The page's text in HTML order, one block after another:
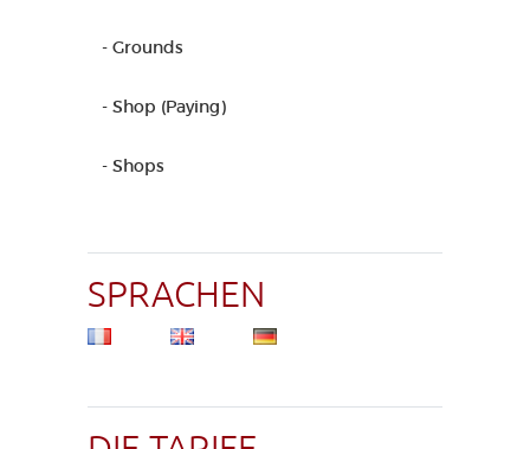
- Grounds
- Shop (Paying)
- Shops
SPRACHEN